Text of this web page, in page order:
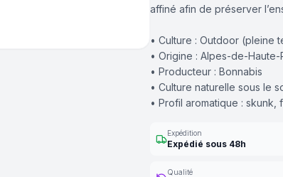
affiné afin de préserver
• Culture : Outdoor (pleine
• Origine : Alpes-de-
• Producteur : Bonnabis
• Culture naturelle sous le
• Profil aromatique : skunk,
Expédition
Expédié sous 48h
Qualité